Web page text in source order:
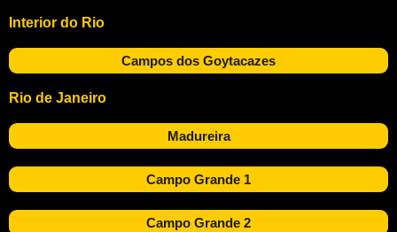
Interior do Rio
Campos dos Goytacazes
Rio de Janeiro
Madureira
Campo Grande 1
Campo Grande 2